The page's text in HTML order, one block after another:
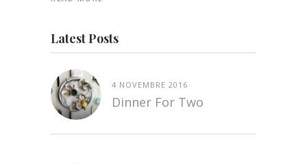
Latest Posts
4 NOVEMBRE 2016
Dinner For Two